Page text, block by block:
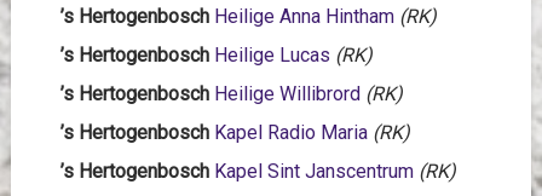
’s Hertogenbosch Heilige Anna Hintham (RK)
’s Hertogenbosch Heilige Lucas (RK)
’s Hertogenbosch Heilige Willibrord (RK)
’s Hertogenbosch Kapel Radio Maria (RK)
’s Hertogenbosch Kapel Sint Janscentrum (RK)